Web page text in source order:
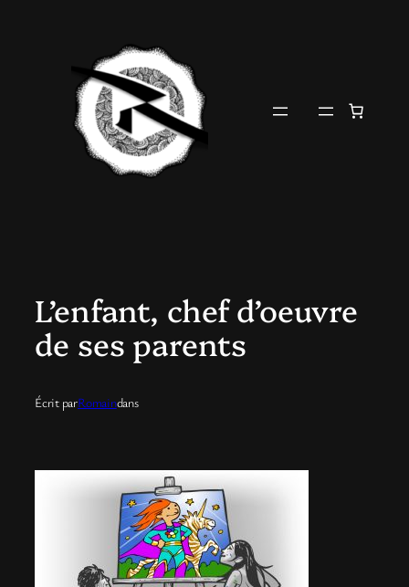
L’enfant, chef d’oeuvre
de ses parents
Écrit parRomaindans